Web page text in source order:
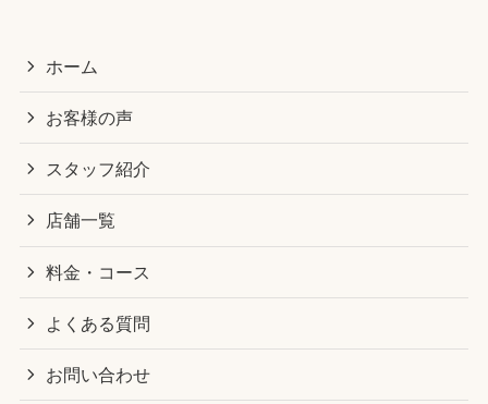
ホーム
お客様の声
スタッフ紹介
店舗一覧
料金・コース
よくある質問
お問い合わせ